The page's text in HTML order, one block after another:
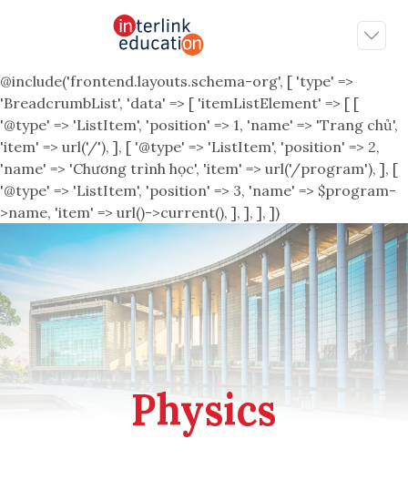
@include('frontend.layouts.schema-org', [ 'type' =>
'BreadcrumbList', 'data' => [ 'itemListElement' => [ [
'@type' => 'ListItem', 'position' => 1, 'name' => 'Trang chủ',
'item' => url('/'), ], [ '@type' => 'ListItem', 'position' => 2,
'name' => 'Chương trình học', 'item' => url('/program'), ], [
'@type' => 'ListItem', 'position' => 3, 'name' => $program-
>name, 'item' => url()->current(), ], ], ], ])
Physics